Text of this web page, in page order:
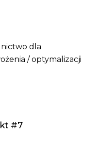
dla
/ optymalizacji
#7